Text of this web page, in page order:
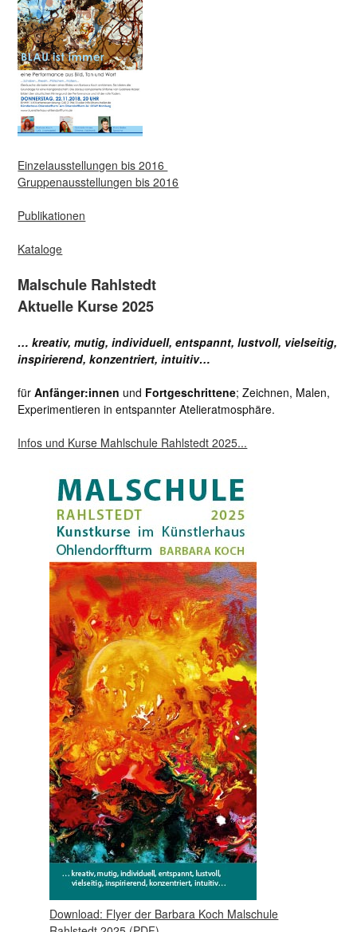
Einzelausstellungen bis 2016
Gruppenausstellungen bis 2016
Publikationen
Kataloge
Malschule Rahlstedt
Aktuelle Kurse 2025
… kreativ, mutig, individuell, entspannt, lustvoll, vielseitig,
inspirierend, konzentriert, intuitiv…
fürAnfänger:innen und Fortgeschrittene; Zeichnen, Malen,
Experimentieren in entspannter Atelieratmosphäre.
Infos und Kurse Mahlschule Rahlstedt 2025...
Download: Flyer der Barbara Koch Malschule